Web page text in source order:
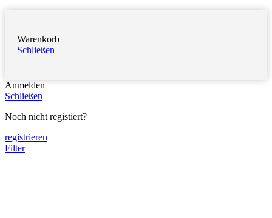
Warenkorb
Schließen
Anmelden
Schließen
Noch nicht registiert?
registrieren
Filter